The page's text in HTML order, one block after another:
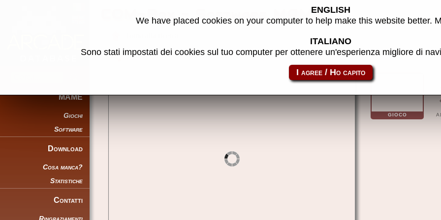
MAME
Giochi
Software
Download
Cosa manca?
Statistiche
Contatti
COM-Box - Software MAME
Condividi la pagina usando questo link: atom_rom-combox
GIOCO
ENGLISH
We have placed cookies on your computer to help make this website better.
ITALIANO
Sono stati impostati dei cookies sul tuo computer per ottenere un'esperienza migliore di